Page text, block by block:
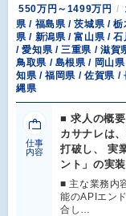
550万円～1499万円
県 / 福島県 / 茨城県 /
県 / 新潟県 / 富山県 /
/ 愛知県 / 三重県 / 滋賀
鳥取県 / 島根県 / 岡山
知県 / 福岡県 / 佐賀県 /
縄県
仕事
内容
■ 求人の概
カサナレは
打破し、 実
ント」の実
■ 主な業務内
能のAPIエン
合し…